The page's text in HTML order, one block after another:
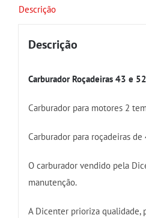
Descrição
Descrição
Carburador Roçadeiras 43 e
Carburador para motores 2
Carburador para roçadeiras de
O carburador vendido pela
manutenção.
A Dicenter prioriza qualidade,